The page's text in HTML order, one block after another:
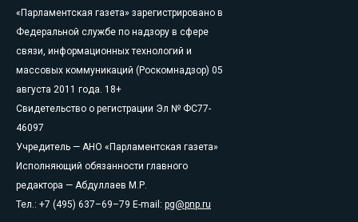
«Парламентская газета» зарегистрировано в
Федеральной службе по надзору в сфере
связи, информационных технологий и
массовых коммуникаций (Роскомнадзор) 05
августа 2011 года. 18+
Свидетельство о регистрации Эл № ФС77-
46097
Учредитель — АНО «Парламентская газета»
Исполняющий обязанности главного
редактора — Абдуллаев М.Р.
Тел.: +7 (495) 637–69–79 E-mail: pg@pnp.ru